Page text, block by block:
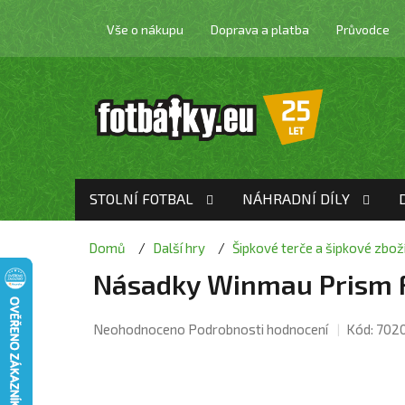
obsah
Vše o nákupu Doprava a platba Průvodce
STOLNÍ FOTBAL NÁHRADNÍ DÍLY
Domů Další hry Šipkové terče a šipkové
Násadky Winmau Prism
Průměrné
Neohodnoceno Podrobnosti hodnocení Kód: